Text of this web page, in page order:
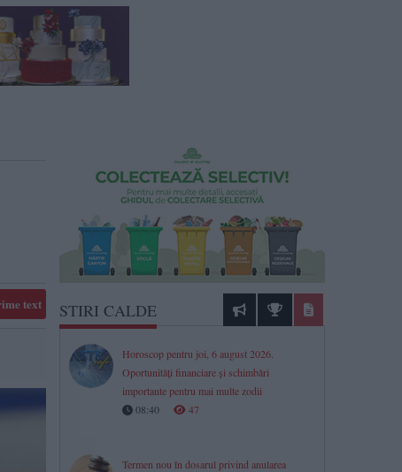
text STIRI CALDE
Horoscop pentru joi, 6 august 2026.
Oportunități financiare și schimbări
importante pentru mai multe zodii​
08:40
47
Termen nou în dosarul privind anularea